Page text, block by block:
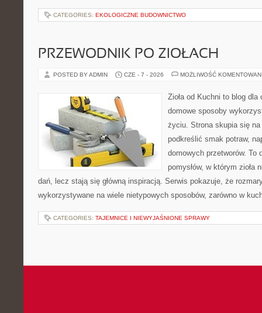
CATEGORIES: EKOLOGICZNE BUDOWNICTWO
PRZEWODNIK PO ZIOŁACH
POSTED BY ADMIN CZE - 7 - 2026 MOŻLIWOŚĆ
Zioła od Kuchni to blog dla
domowe sposoby
życiu. Strona skupia się
podkreślić smak potraw,
domowych przetworów. To
pomysłów, w którym zioła
dań, lecz stają się główną inspiracją. Serwis pokazuje, że
wykorzystywane na wiele nietypowych sposobów, zarówno w
CATEGORIES: TAJEMNICE I NIEWYJAŚNIONE SPRAWY